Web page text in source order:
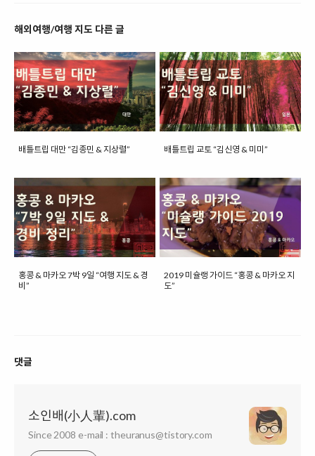
해외여행/여행 지도 다른 글
배틀트립 대만 “김종민 & 지상렬” 배틀트립 교토 “김신영 & 미미”
홍콩 & 마카오 7박 9일 “여행 지도 & 경
비”
2019 미슐랭 가이드 “홍콩 & 마카오 지
도”
댓글
소인배(小人輩).com
Since 2008 e-mail : theuranus@tistory.com